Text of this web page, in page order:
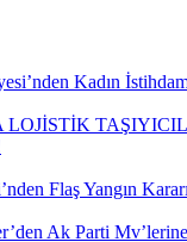
Kadın
LOJİSTİK
Flaş Yangın
Ak Parti